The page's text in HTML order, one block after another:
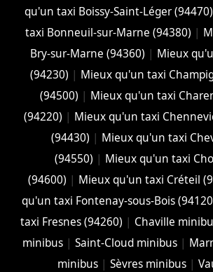
qu'un taxi Boissy-Saint-Léger (94470)
taxi Bonneuil-sur-Marne (94380) |
Bry-sur-Marne (94360) | Mieux
(94230) | Mieux qu'un taxi
(94500) | Mieux qu'un taxi
(94220) | Mieux qu'un taxi
(94430) | Mieux qu'un taxi
(94550) | Mieux qu'un taxi
(94600) | Mieux qu'un taxi Créteil
qu'un taxi Fontenay-sous-Bois
taxi Fresnes (94260) | Chaville
minibus| Saint-Cloud minibus|
minibus| Sèvres minibus|